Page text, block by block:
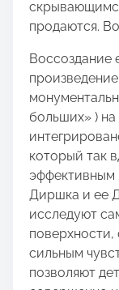
продаются.
Воссоздание
больших» )
который так
эффективным
Диршка и ее
исследуют
поверхности,
сильным
позволяют